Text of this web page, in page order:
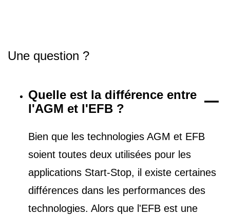
Une question ?
Quelle est la différence entre
l'AGM et l'EFB ?
Bien que les technologies AGM et EFB
soient toutes deux utilisées pour les
applications Start-Stop, il existe certaines
différences dans les performances des
technologies. Alors que l'EFB est une